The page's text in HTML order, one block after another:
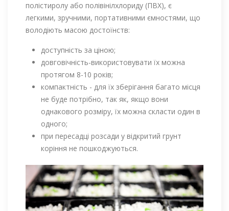
полістиролу або полівінілхлориду (ПВХ), є
легкими, зручними, портативними ємностями, що
володіють масою достоїнств:
доступність за ціною;
довговічність-використовувати їх можна
протягом 8-10 років;
компактність - для їх зберігання багато місця
не буде потрібно, так як, якщо вони
однакового розміру, їх можна скласти один в
одного;
при пересадці розсади у відкритий грунт
коріння не пошкоджуються.